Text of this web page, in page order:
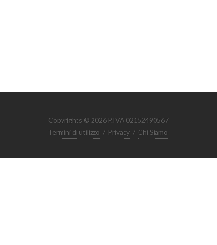
Copyrights © 2026 P.IVA 02152490567
Termini di utilizzo / Privacy / Chi Siamo